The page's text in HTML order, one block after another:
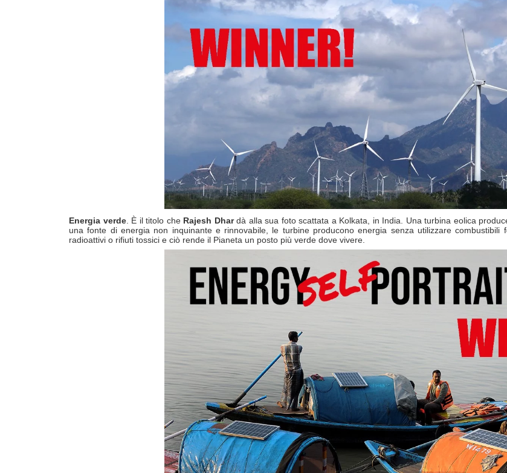
Energia verde. È il titolo che Rajesh Dhardà alla sua foto scattata a Kolkata, in India. Una turbina eolica
una fonte di energia non inquinante e rinnovabile, le turbine producono energia senza utilizzare combustibili
radioattivi o rifiuti tossici e ciò rende il Pianeta un posto più verde dove vivere.